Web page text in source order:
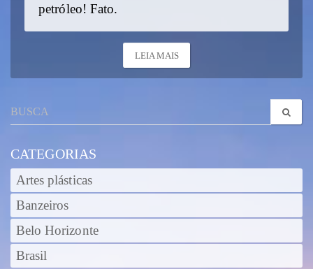
petróleo! Fato.
LEIA MAIS
CATEGORIAS
Artes plásticas
Banzeiros
Belo Horizonte
Brasil